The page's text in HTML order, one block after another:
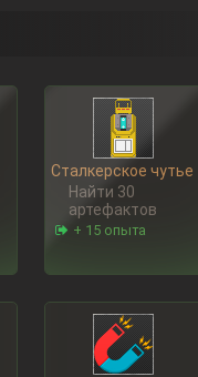
Сталкерское чутье
Найти 30
артефактов
+ 15 опыта